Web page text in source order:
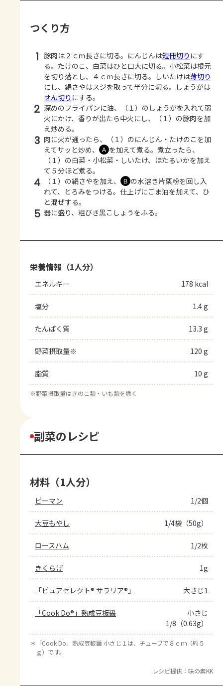
つくり方
1 豚肉は２ｃｍ長さに切る。にんじんは短冊切り にす
る。たけのこ、白菜はひと口大に切る。小松菜は根元
を切り落とし、４ｃｍ長さに切る。しいたけは薄切り
にし、絹さやはスジを取って半分に切る。しょうがは
せん切り にする。
2 深めのフライパンに油、（１）のしょうがを入れて弱
火にかけ、香りが出たら中火にし、（１）の豚肉を加
え炒める。
3 肉に火が通ったら、（１）のにんじん・たけのこを加
えてサッと炒め、
Ａ を加えて煮る。煮立ったら、
（１）の白菜・小松菜・しいたけ、ほたるいかを加え
て５分ほど煮る。
4 （１）の絹さやを加え、 Ｂ の水溶き片栗粉を回し入
れて、とろみをつける。仕上げにごま油を加えて、ひ
と混ぜする。
5 器に盛り、粗びき黒こしょうをふる。
栄養情報（1人分）
エネルギー 178 kcal
塩分 1.4 g
たんぱく質 13.3 g
野菜摂取量※ 120 g
脂質 10 g
※野菜摂取量はきのこ類・いも類を除く
副菜のレシピ
材料（1人分）
ピーマン 1/2個
大豆もやし 1/4袋（50g）
ロースハム 1/2枚
きくらげ 1g
「ピュアセレクト® サラリア®」 大さじ1
「Cook Do®」熟成豆板醤
小さじ
1/8（0.63g）
＊ 「Cook Do」熟成豆板醤 小さじ１は、チューブで８ｃｍ（約５
ｇ）です。
レシピ提供：味の素KK